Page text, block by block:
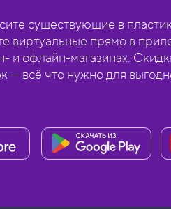
существующие в
виртуальные прямо в
и офлайн-магазинах.
— всё что нужно для